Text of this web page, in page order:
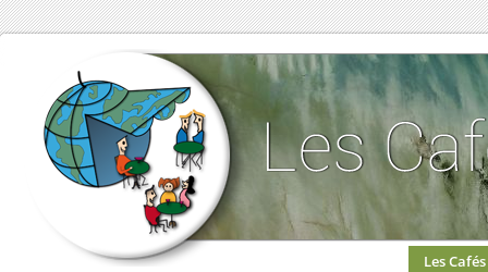
Les Cafés